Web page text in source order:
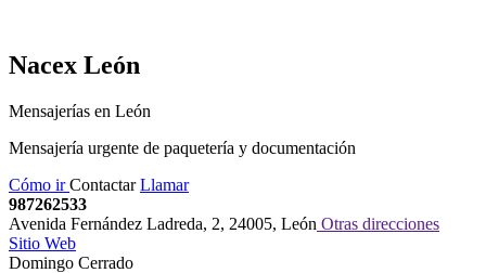
Nacex León
Mensajerías en León
Mensajería urgente de paquetería y documentación
Cómo irContactarLlamar
987262533
Avenida Fernández Ladreda, 2, 24005, León Otras direcciones
Sitio Web
Domingo Cerrado